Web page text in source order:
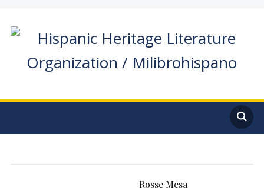
Rosse Mesa